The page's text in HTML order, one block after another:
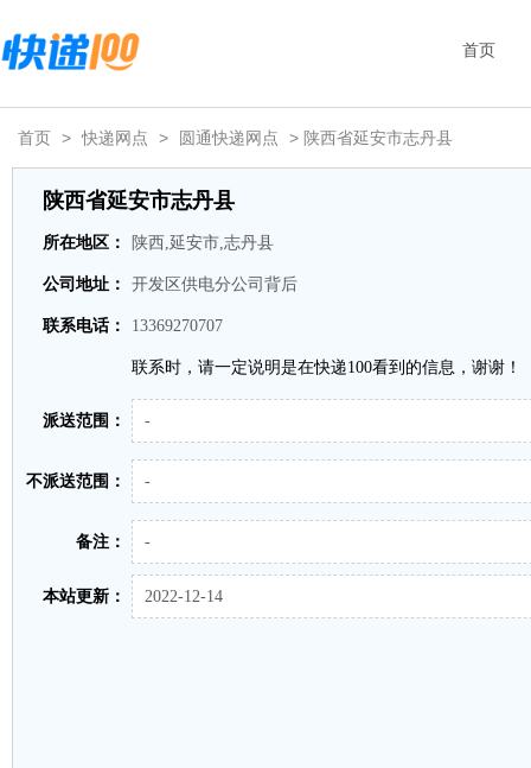
首页
首页 > 快递网点 > 圆通快递网点 > 陕西省延安市志丹县
陕西省延安市志丹县
所在地区： 陕西,延安市,志丹县
公司地址： 开发区供电分公司背后
联系电话： 13369270707
联系时，请一定说明是在快递100看到的信息，谢谢！
派送范围： -
不派送范围： -
备注： -
本站更新： 2022-12-14